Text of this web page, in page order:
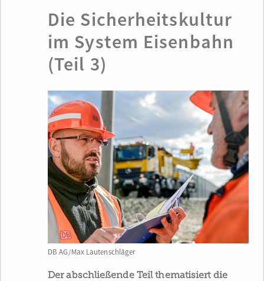
Die Sicherheitskultur
im System Eisenbahn
(Teil 3)
DB AG/Max Lautenschläger
Der abschließende Teil thematisiert die